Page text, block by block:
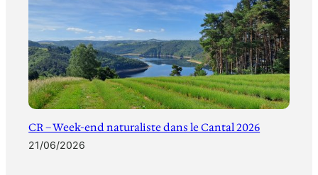
CR – Week-end naturaliste dans le Cantal 2026
21/06/2026